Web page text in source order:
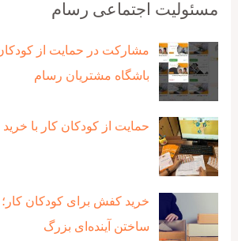
مسئولیت اجتماعی رسام
مشارکت در حمایت از
باشگاه مشتریان رسام
حمایت از کودکان کار با
خرید کفش برای کودکان
ساختن آینده‌ای بزرگ